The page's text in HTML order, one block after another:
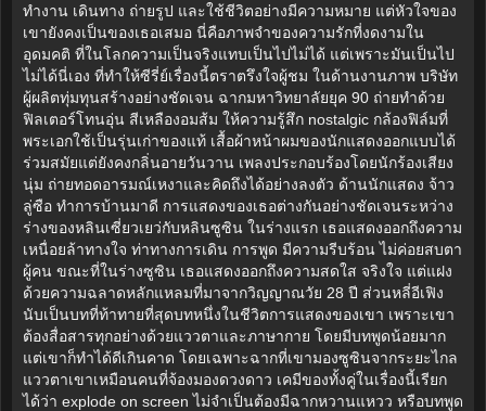
ทำงาน เดินทาง ถ่ายรูป และใช้ชีวิตอย่างมีความหมาย แต่หัวใจของ
เขายังคงเป็นของเธอเสมอ นี่คือภาพจำของความรักที่งดงามใน
อุดมคติ ที่ในโลกความเป็นจริงแทบเป็นไปไม่ได้ แต่เพราะมันเป็นไป
ไม่ได้นี่เอง ที่ทำให้ซีรี่ย์เรื่องนี้ตราตรึงใจผู้ชม ในด้านงานภาพ บริษัท
ผู้ผลิตทุ่มทุนสร้างอย่างชัดเจน ฉากมหาวิทยาลัยยุค 90 ถ่ายทำด้วย
ฟิลเตอร์โทนอุ่น สีเหลืองอมส้ม ให้ความรู้สึก nostalgic กล้องฟิล์มที่
พระเอกใช้เป็นรุ่นเก่าของแท้ เสื้อผ้าหน้าผมของนักแสดงออกแบบได้
ร่วมสมัยแต่ยังคงกลิ่นอายวันวาน เพลงประกอบร้องโดยนักร้องเสียง
นุ่ม ถ่ายทอดอารมณ์เหงาและคิดถึงได้อย่างลงตัว ด้านนักแสดง จ้าว
ลู่ซือ ทำการบ้านมาดี การแสดงของเธอต่างกันอย่างชัดเจนระหว่าง
ร่างของหลินเซี่ยวเยว่กับหลินซูซิน ในร่างแรก เธอแสดงออกถึงความ
เหนื่อยล้าทางใจ ท่าทางการเดิน การพูด มีความรีบร้อน ไม่ค่อยสบตา
ผู้คน ขณะที่ในร่างซูซิน เธอแสดงออกถึงความสดใส จริงใจ แต่แฝง
ด้วยความฉลาดหลักแหลมที่มาจากวิญญาณวัย 28 ปี ส่วนหลี่อีเฟิง
นับเป็นบทที่ท้าทายที่สุดบทหนึ่งในชีวิตการแสดงของเขา เพราะเขา
ต้องสื่อสารทุกอย่างด้วยแววตาและภาษากาย โดยมีบทพูดน้อยมาก
แต่เขาก็ทำได้ดีเกินคาด โดยเฉพาะฉากที่เขามองซูซินจากระยะไกล
แววตาเขาเหมือนคนที่จ้องมองดวงดาว เคมีของทั้งคู่ในเรื่องนี้เรียก
ได้ว่า explode on screen ไม่จำเป็นต้องมีฉากหวานแหวว หรือบทพูด